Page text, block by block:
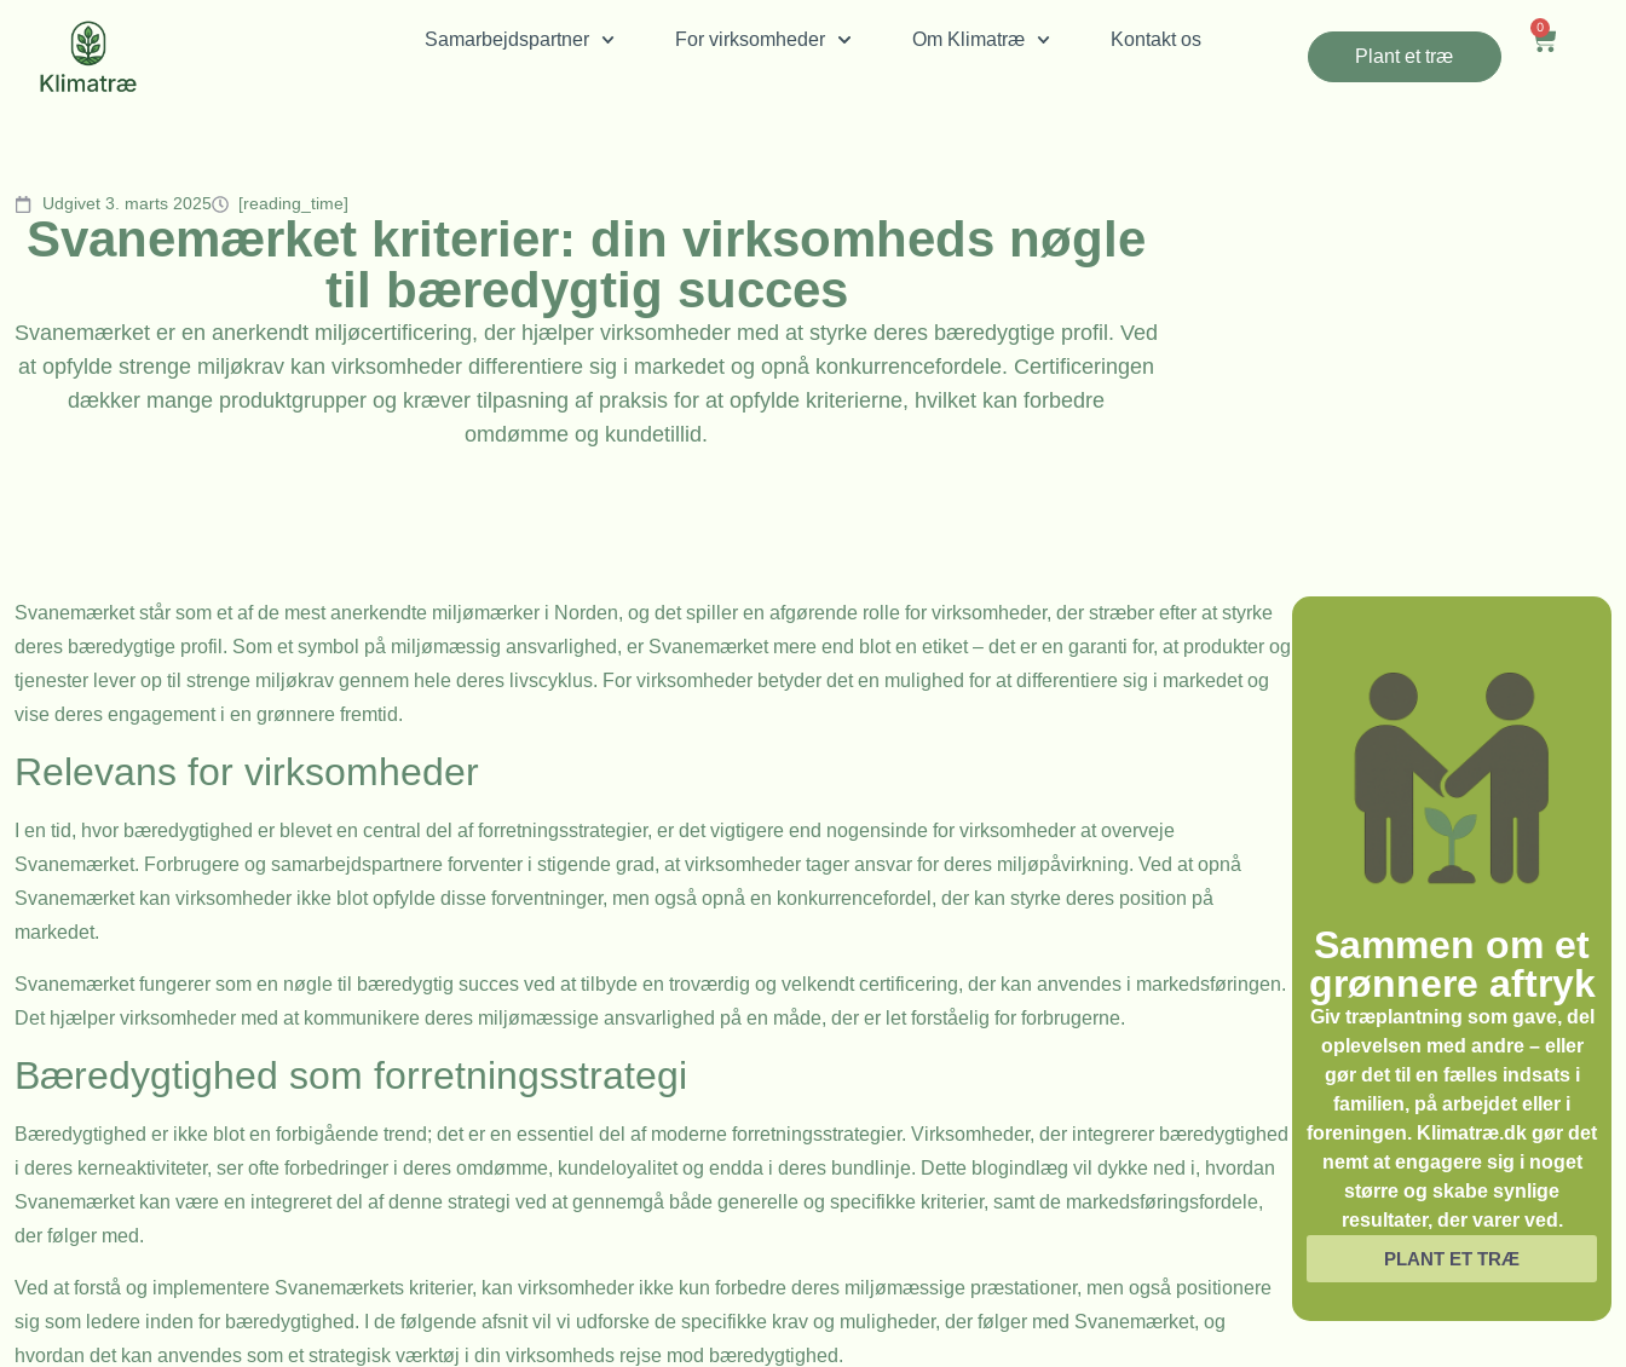
Samarbejdspartner For virksomheder Om Klimatræ
Kontakt os
Plant et træ
0
Udgivet 3. marts 2025 [reading_time]
Svanemærket kriterier: din virksomheds nøgle
til bæredygtig succes
Svanemærket er en anerkendt miljøcertificering, der hjælper virksomheder med at styrke deres bæredygtige profil. Ved
at opfylde strenge miljøkrav kan virksomheder differentiere sig i markedet og opnå konkurrencefordele. Certificeringen
dækker mange produktgrupper og kræver tilpasning af praksis for at opfylde kriterierne, hvilket kan forbedre
omdømme og kundetillid.
Svanemærket står som et af de mest anerkendte miljømærker i Norden, og det spiller en afgørende rolle for virksomheder, der stræber efter at styrke
deres bæredygtige profil. Som et symbol på miljømæssig ansvarlighed, er Svanemærket mere end blot en etiket – det er en garanti for, at produkter og
tjenester lever op til strenge miljøkrav gennem hele deres livscyklus. For virksomheder betyder det en mulighed for at differentiere sig i markedet og
vise deres engagement i en grønnere fremtid.
Relevans for virksomheder
I en tid, hvor bæredygtighed er blevet en central del af forretningsstrategier, er det vigtigere end nogensinde for virksomheder at overveje
Svanemærket. Forbrugere og samarbejdspartnere forventer i stigende grad, at virksomheder tager ansvar for deres miljøpåvirkning. Ved at opnå
Svanemærket kan virksomheder ikke blot opfylde disse forventninger, men også opnå en konkurrencefordel, der kan styrke deres position på
markedet.
Svanemærket fungerer som en nøgle til bæredygtig succes ved at tilbyde en troværdig og velkendt certificering, der kan anvendes i markedsføringen.
Det hjælper virksomheder med at kommunikere deres miljømæssige ansvarlighed på en måde, der er let forståelig for forbrugerne.
Bæredygtighed som forretningsstrategi
Bæredygtighed er ikke blot en forbigående trend; det er en essentiel del af moderne forretningsstrategier. Virksomheder, der integrerer bæredygtighed
i deres kerneaktiviteter, ser ofte forbedringer i deres omdømme, kundeloyalitet og endda i deres bundlinje. Dette blogindlæg vil dykke ned i, hvordan
Svanemærket kan være en integreret del af denne strategi ved at gennemgå både generelle og specifikke kriterier, samt de markedsføringsfordele,
der følger med.
Ved at forstå og implementere Svanemærkets kriterier, kan virksomheder ikke kun forbedre deres miljømæssige præstationer, men også positionere
sig som ledere inden for bæredygtighed. I de følgende afsnit vil vi udforske de specifikke krav og muligheder, der følger med Svanemærket, og
hvordan det kan anvendes som et strategisk værktøj i din virksomheds rejse mod bæredygtighed.
Sammen om et
grønnere aftryk
Giv træplantning som gave, del
oplevelsen med andre – eller
gør det til en fælles indsats i
familien, på arbejdet eller i
foreningen. Klimatræ.dk gør det
nemt at engagere sig i noget
større og skabe synlige
resultater, der varer ved.
PLANT ET TRÆ